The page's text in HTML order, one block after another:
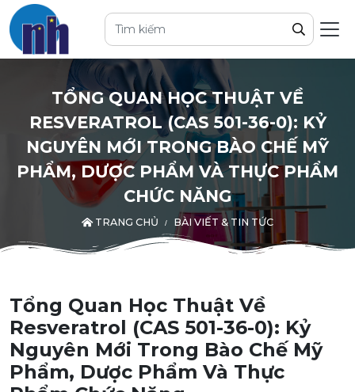
TỔNG QUAN HỌC THUẬT VỀ
RESVERATROL (CAS 501-36-0): KỶ
NGUYÊN MỚI TRONG BÀO CHẾ MỸ
PHẨM, DƯỢC PHẨM VÀ THỰC PHẨM
CHỨC NĂNG
TRANG CHỦ BÀI VIẾT & TIN TỨC
Tổng Quan Học Thuật Về
Resveratrol (CAS 501-36-0): Kỷ
Nguyên Mới Trong Bào Chế Mỹ
Phẩm, Dược Phẩm Và Thực